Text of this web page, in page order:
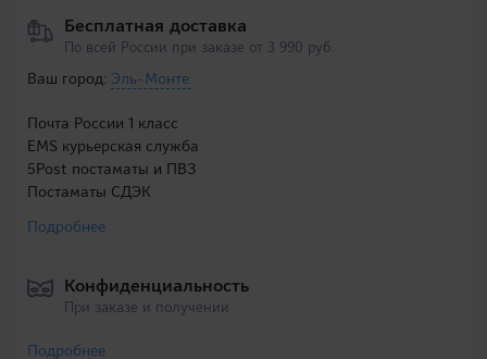
Бесплатная доставка
По всей России при заказе от 3 990 руб.
Ваш город: Эль-Монте
Почта России 1 класс
EMS курьерская служба
5Post постаматы и ПВЗ
Постаматы СДЭК
Подробнее
Конфиденциальность
При заказе и получении
Подробнее